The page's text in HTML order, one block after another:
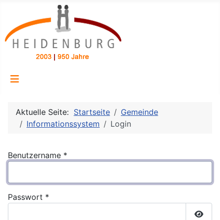
Aktuelle Seite: Startseite
Gemeinde
Informationssystem
Login
Benutzername *
Passwort *